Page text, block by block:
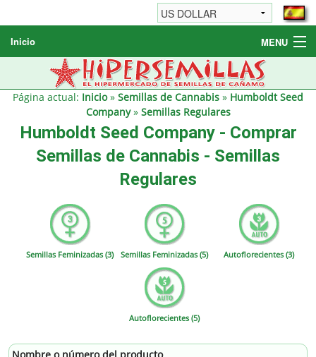
Inicio MENU
Semillas de cannabis
Otros productos
Revendedores
Página actual: Inicio» Semillas de Cannabis » Humboldt Seed
Company» Semillas Regulares
Humboldt Seed Company - Comprar
Semillas de Cannabis - Semillas
Regulares
Semillas Feminizadas (3) Semillas Feminizadas (5) Autoflorecientes (3)
Autoflorecientes (5)